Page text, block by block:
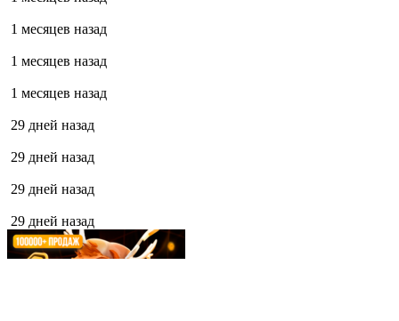
1 месяцев назад
1 месяцев назад
1 месяцев назад
29 дней назад
29 дней назад
29 дней назад
29 дней назад